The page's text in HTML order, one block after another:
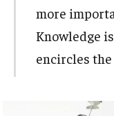
more
Knowledge
encircles